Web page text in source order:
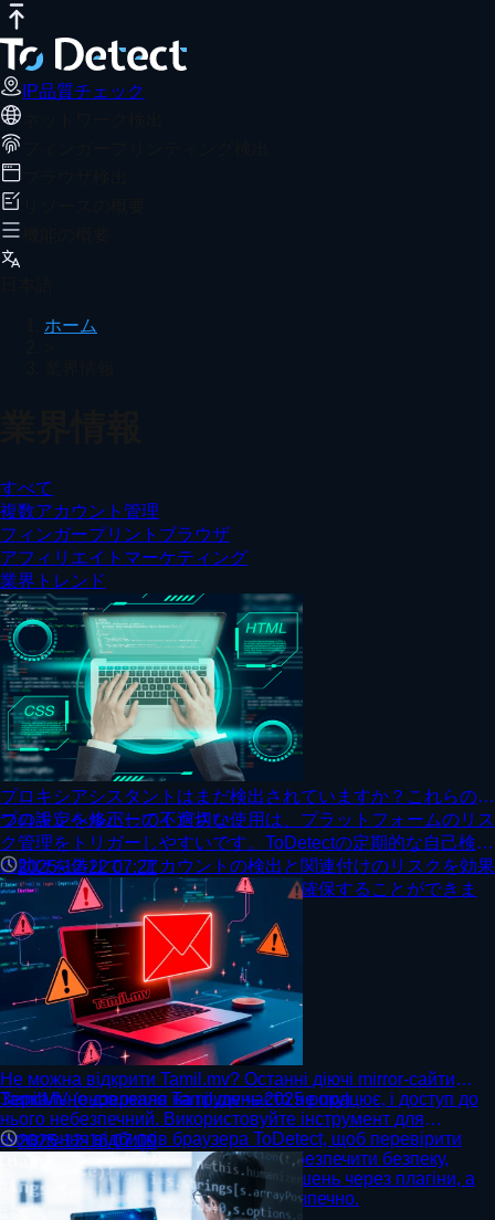
IP品質チェック
IP品質チェック
ホーム
すべて
複数アカウント管理
フィンガープリントブラウザ
アフィリエイトマーケティング
業界トレンド
プロキシアシスタントはまだ検出されていますか？これらの7
つの設定を修正してください。
プロキシヘルパーの不適切な使用は、プラットフォームのリス
ク管理をトリガーしやすいです。ToDetectの定期的な自己検査
の助けを借りて、アカウントの検出と関連付けのリスクを効果
的に減らし、環境の長期的な安定性を確保することができま
す。
2025-12-22 07:21
Не можна відкрити Tamil.mv? Останні діючі mirror-сайти
TamilMV (оновлення на грудень 2025 року)
Зеркальне дзеркало Tamil.mv часто не працює, і доступ до
нього небезпечний. Використовуйте інструмент для
виявлення відбитків браузера ToDetect, щоб перевірити
виток конфіденційної інформації, забезпечити безпеку,
уникнути шкідливої реклами та порушень через плагіни, а
також переглядати контент більш безпечно.
2025-12-16 07:09